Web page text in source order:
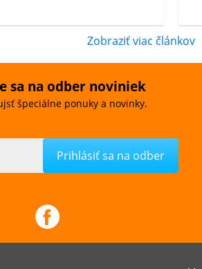
Zobraziť viac článkov
sa na odber noviniek
špeciálne ponuky a novinky.